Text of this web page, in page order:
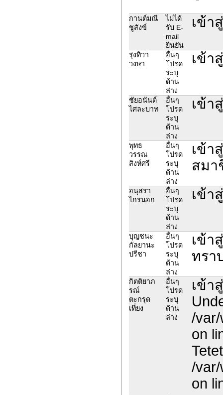
กานต์มณี
ชูสังข์
ไม่ได้
รับ E-
mail
ยืนยัน
เข้า
รุ่งทิวา
วงษา
อื่นๆ
โปรด
ระบุ
ด้าน
ล่าง
เข้า
ชัยอนันต์​
ไศละบาท​
อื่นๆ
โปรด
ระบุ
ด้าน
ล่าง
เข้า
พุทธ
วรรณ
สิงห์ศรี
อื่นๆ
โปรด
ระบุ
ด้าน
ล่าง
เข้า
สมา
อนุสรา
ไกรนอก
อื่นๆ
โปรด
ระบุ
ด้าน
ล่าง
เข้า
บุญชนะ
กัลยานะ
ปรีชา
อื่นๆ
โปรด
ระบุ
ด้าน
ล่าง
เข้า
ทรา
กิตติยาภ
รณ์
ตะกรุด
เที่ยง
อื่นๆ
โปรด
ระบุ
ด้าน
ล่าง
เข้า
/var/
on
/var/
on